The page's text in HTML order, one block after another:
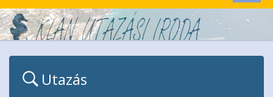
Utazás